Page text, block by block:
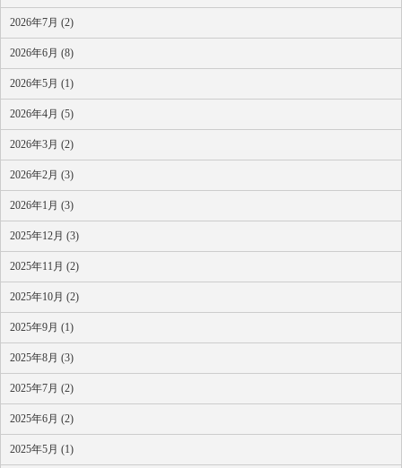
2026年7月 (2)
2026年6月 (8)
2026年5月 (1)
2026年4月 (5)
2026年3月 (2)
2026年2月 (3)
2026年1月 (3)
2025年12月 (3)
2025年11月 (2)
2025年10月 (2)
2025年9月 (1)
2025年8月 (3)
2025年7月 (2)
2025年6月 (2)
2025年5月 (1)